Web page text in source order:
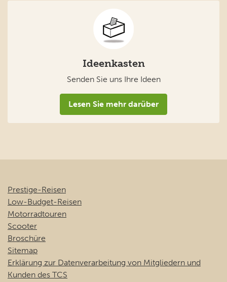
Ideenkasten
Senden Sie uns Ihre Ideen
Lesen Sie mehr darüber
Prestige-Reisen
Low-Budget-Reisen
Motorradtouren
Scooter
Broschüre
Sitemap
Erklärung zur Datenverarbeitung von Mitgliedern und
Kunden des TCS